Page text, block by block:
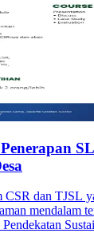
CSR dan TJSL
mendalam